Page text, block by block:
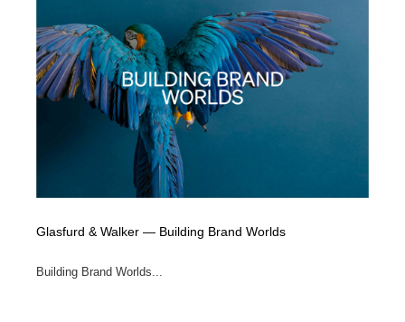
Glasfurd & Walker — Building Brand Worlds
Building Brand Worlds...